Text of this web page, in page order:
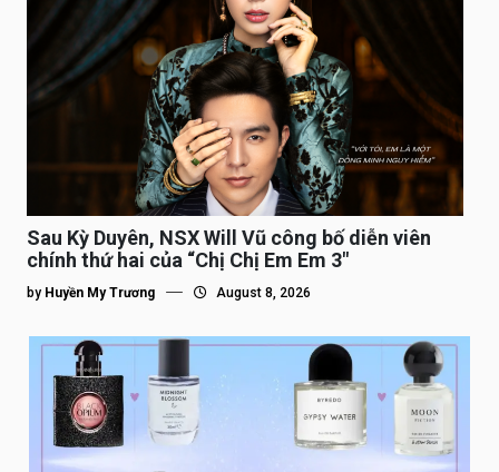
Sau Kỳ Duyên, NSX Will Vũ công bố diễn viên
chính thứ hai của “Chị Chị Em Em 3″
by Huyền My Trương August 8, 2026